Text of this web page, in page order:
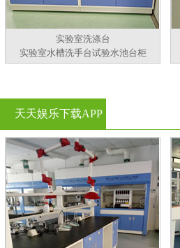
实验室洗涤台
实验室水槽洗手台试验水池台柜
天天娱乐下载APP
官方看黄片